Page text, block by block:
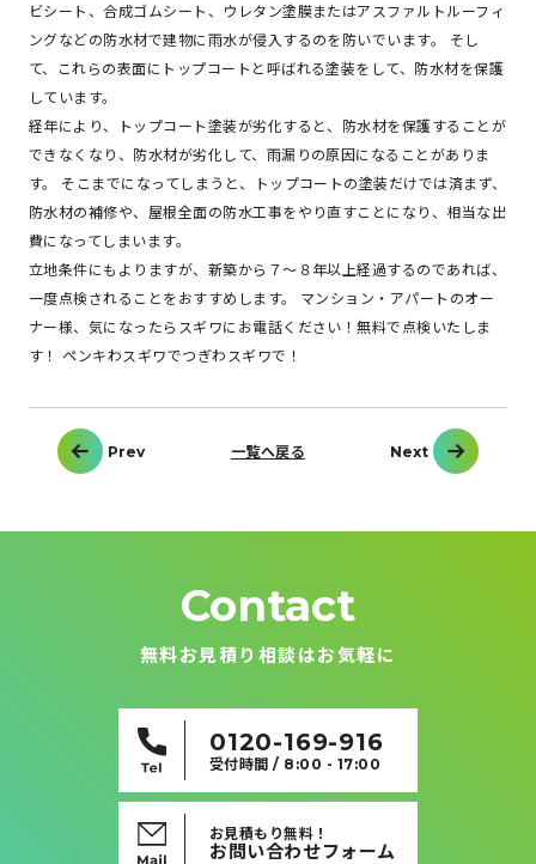
ビシート、合成ゴムシート、ウレタン塗膜またはアスファルトルーフィ
ングなどの防水材で建物に雨水が侵入するのを防いでいます。 そし
て、これらの表面にトップコートと呼ばれる塗装をして、防水材を保護
しています。
経年により、トップコート塗装が劣化すると、防水材を保護することが
できなくなり、防水材が劣化して、雨漏りの原因になることがありま
す。 そこまでになってしまうと、トップコートの塗装だけでは済まず、
防水材の補修や、屋根全面の防水工事をやり直すことになり、相当な出
費になってしまいます。
立地条件にもよりますが、新築から７～８年以上経過するのであれば、
一度点検されることをおすすめします。 マンション・アパートのオー
ナー様、気になったらスギワにお電話ください！無料で点検いたしま
す！ ペンキわスギワでつぎわスギワで！
投
稿
ー
Prev Next
一覧へ戻る
Contact
無料お見積り相談はお気軽に
0120-169-916
受付時間 / 8:00 - 17:00
お見積もり無料！
お問い合わせフォーム